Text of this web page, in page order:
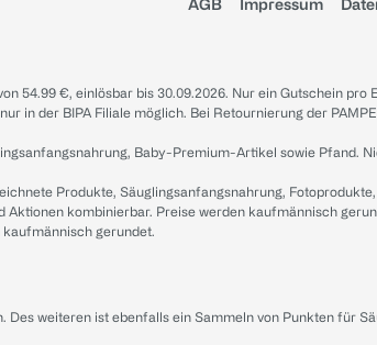
AGB Impressum
54.99 €, einlösbar bis 30.09.2026. Nur ein Gutschein
in der BIPA Filiale möglich. Bei Retournierung der
Baby-Premium-Artikel sowie Pfand.
Produkte, Säuglingsanfangsnahrung,
Aktionen kombinierbar. Preise werden kaufmännisch
kaufmännisch gerundet.
weiteren ist ebenfalls ein Sammeln von Punkten für